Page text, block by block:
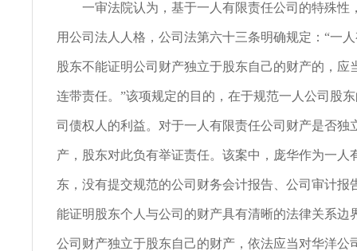
一审法院认为，基于一人有限责任公司的特殊性
用公司法人人格，公司法第六十三条明确规定：“一
股东不能证明公司财产独立于股东自己的财产的，应
连带责任。”该项规定的目的，在于规范一人公司股
司债权人的利益。对于一人有限责任公司财产是否独
产，股东对此负有举证责任。该案中，庞华作为一人
东，没有提交规范的公司财务会计报告、公司审计报
能证明股东个人与公司的财产具有清晰的法律关系边
公司财产独立于股东自己的财产，依法应当对华洋公